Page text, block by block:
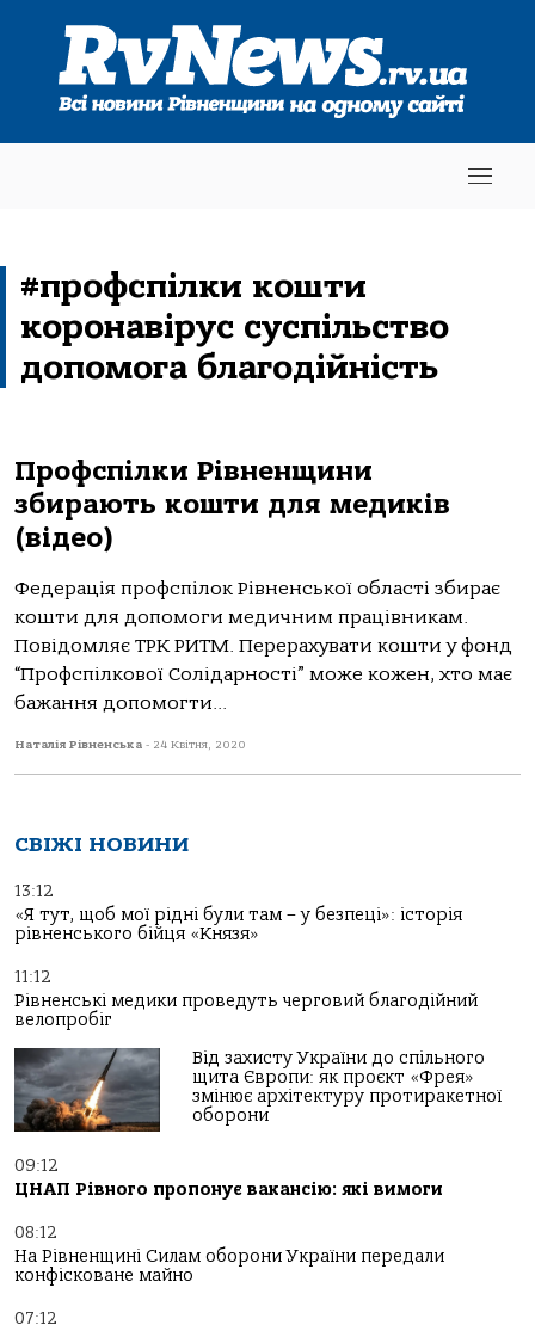
#профспілки кошти
коронавірус суспільство
допомога благодійність
Профспілки Рівненщини
збирають кошти для медиків
(відео)
Федерація профспілок Рівненської області збирає
кошти для допомоги медичним працівникам.
Повідомляє ТРК РИТМ. Перерахувати кошти у фонд
“Профспілкової Солідарності” може кожен, хто має
бажання допомогти...
Наталія Рівненська - 24 Квітня, 2020
СВІЖІ НОВИНИ
13:12
«Я тут, щоб мої рідні були там – у безпеці»: історія
рівненського бійця «Князя»
11:12
Рівненські медики проведуть черговий благодійний
велопробіг
Від захисту України до спільного
щита Європи: як проєкт «Фрея»
змінює архітектуру протиракетної
оборони
09:12
ЦНАП Рівного пропонує вакансію: які вимоги
08:12
На Рівненщині Силам оборони України передали
конфісковане майно
07:12